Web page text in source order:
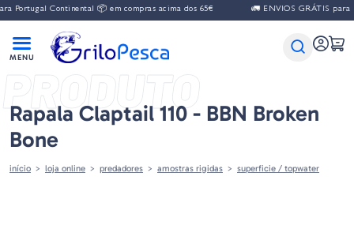
Portugal Continental 📦 em compras acima dos 65€ 🚛 ENVIOS GRÁTIS para
PRODUTO
Rapala Claptail 110 - BBN Broken
Bone
início loja online predadores amostras rigidas superficie / topwater